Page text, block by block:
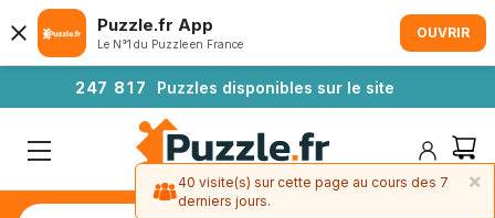
247 81 7 Puzzles disponibles sur le site
Puzzle.fr App
Le N°1 du Puzzle en France
OUVRIR
×
40 visite(s) sur cette page au cours des 7
derniers jours.